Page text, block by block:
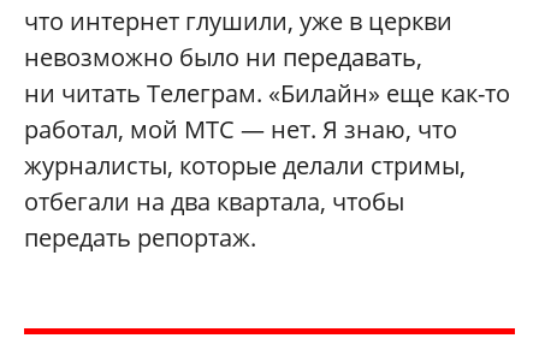
что интернет глушили, уже в церкви
невозможно было ни передавать,
ни читать Телеграм. «Билайн» еще как-то
работал, мой МТС — нет. Я знаю, что
журналисты, которые делали стримы,
отбегали на два квартала, чтобы
передать репортаж.